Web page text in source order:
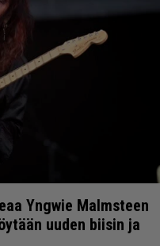
Yngwie Malmsteen
uuden biisin ja